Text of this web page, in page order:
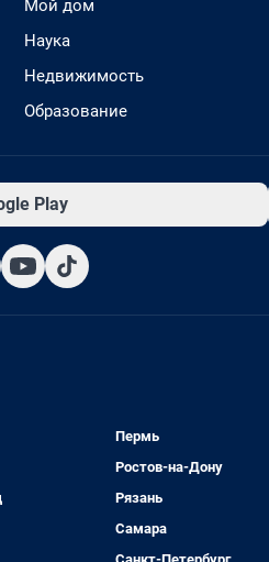
Мой дом
Наука
Недвижимость
Образование
Play
Пермь
Ростов-на-Дону
Рязань
Самара